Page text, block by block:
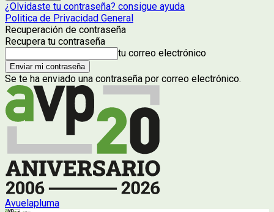
¿Olvidaste tu contraseña? consigue ayuda
Politica de Privacidad General
Recuperación de contraseña
Recupera tu contraseña
tu correo electrónico
Se te ha enviado una contraseña por correo electrónico.
Avuelapluma